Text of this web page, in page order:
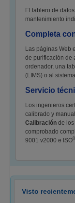
El tablero de
mantenimiento
Completa
Las páginas Web
de purificación de
ordenador, una
(LIMS) o al
Servicio
Los ingenieros
calibrado y
Calibración de
comprobado
9001 v2000 e ISO
Visto